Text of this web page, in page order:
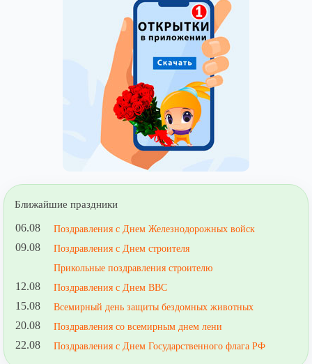
Ближайшие праздники
06.08 Поздравления с Днем Железнодорожных войск
09.08
Поздравления с Днем строителя
Прикольные поздравления строителю
12.08 Поздравления с Днем ВВС
15.08 Всемирный день защиты бездомных животных
20.08 Поздравления со всемирным днем лени
22.08 Поздравления с Днем Государственного флага РФ